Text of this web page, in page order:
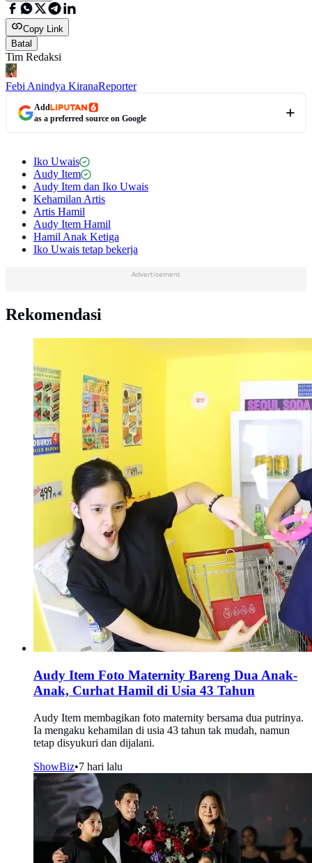
Copy Link
Batal
Tim Redaksi
Febi Anindya KiranaReporter
Add
as a preferred source on Google
Iko Uwais
Audy Item
Audy Item dan Iko Uwais
Kehamilan Artis
Artis Hamil
Audy Item Hamil
Hamil Anak Ketiga
Iko Uwais tetap bekerja
Advertisement
Rekomendasi
Audy Item Foto Maternity Bareng Dua Anak-
Anak, Curhat Hamil di Usia 43 Tahun
Audy Item membagikan foto maternity bersama dua putrinya.
Ia mengaku kehamilan di usia 43 tahun tak mudah, namun
tetap disyukuri dan dijalani.
ShowBiz•7 hari lalu